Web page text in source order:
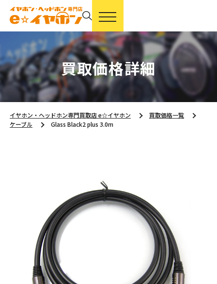
買取価格詳細
イヤホン・ヘッドホン専門買取店 e☆イヤホン
買取価格一覧
ケーブル
Glass Black2 plus 3.0m